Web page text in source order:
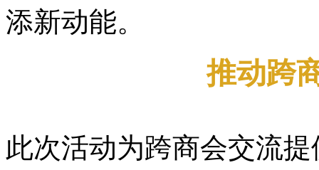
添新动能。
推动跨
此次活动为跨商会交流